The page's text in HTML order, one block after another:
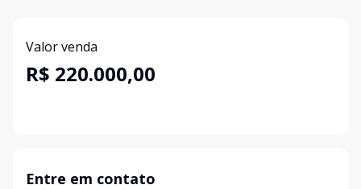
Valor venda
R$ 220.000,00
Entre em contato